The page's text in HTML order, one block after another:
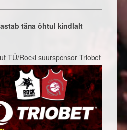
täna õhtul kindlalt
TÜ/Rocki suursponsor Triobet